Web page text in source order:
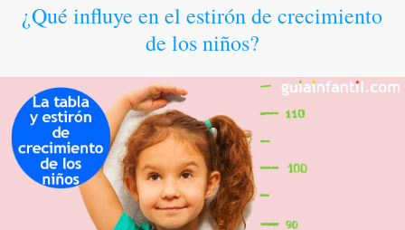
¿Qué influye en el estirón de crecimiento
de los niños?